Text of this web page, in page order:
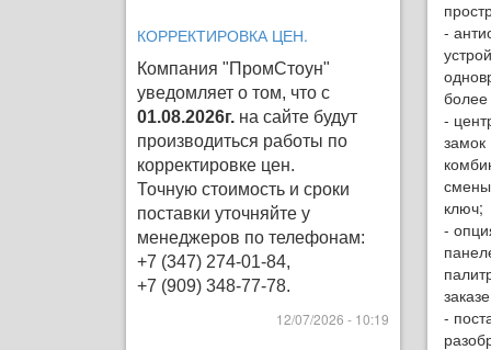
КОРРЕКТИРОВКА ЦЕН.
Компания "ПромСтоун"
уведомляет о том, что с
01.08.2026г. на сайте будут
производиться работы по
корректировке цен.
Точную стоимость и сроки
поставки уточняйте у
менеджеров по телефонам:
+7 (347) 274-01-84,
+7 (909) 348-77-78.
12/07/2026 - 10:19
-
-
ключ;
-
-